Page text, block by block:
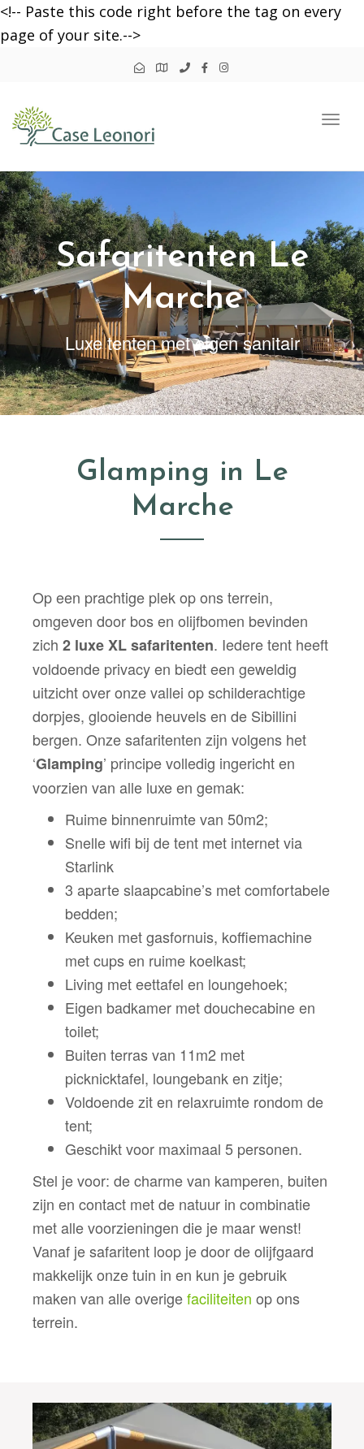
<!-- Paste this code right before the tag on every
page of your site.-->
Safaritenten Le
Marche
Luxe tenten met eigen sanitair
Glamping in Le
Marche
Op een prachtige plek op ons terrein,
omgeven door bos en olijfbomen bevinden
zich 2 luxe XL safaritenten. Iedere tent heeft
voldoende privacy en biedt een geweldig
uitzicht over onze vallei op schilderachtige
dorpjes, glooiende heuvels en de Sibillini
bergen. Onze safaritenten zijn volgens het
‘Glamping’ principe volledig ingericht en
voorzien van alle luxe en gemak:
Ruime binnenruimte van 50m2;
Snelle wifi bij de tent met internet via
Starlink
3 aparte slaapcabine’s met comfortabele
bedden;
Keuken met gasfornuis, koffiemachine
met cups en ruime koelkast;
Living met eettafel en loungehoek;
Eigen badkamer met douchecabine en
toilet;
Buiten terras van 11m2 met
picknicktafel, loungebank en zitje;
Voldoende zit en relaxruimte rondom de
tent;
Geschikt voor maximaal 5 personen.
Stel je voor: de charme van kamperen, buiten
zijn en contact met de natuur in combinatie
met alle voorzieningen die je maar wenst!
Vanaf je safaritent loop je door de olijfgaard
makkelijk onze tuin in en kun je gebruik
maken van alle overigefaciliteiten op ons
terrein.